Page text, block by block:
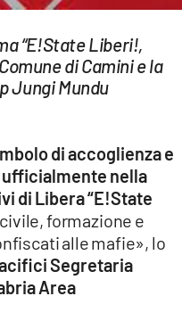
“E!State Liberi!,
di Camini e la
Jungi Mundu
di accoglienza e
nella
di Libera “E!State
formazione e
alle mafie», lo
Segretaria
Area